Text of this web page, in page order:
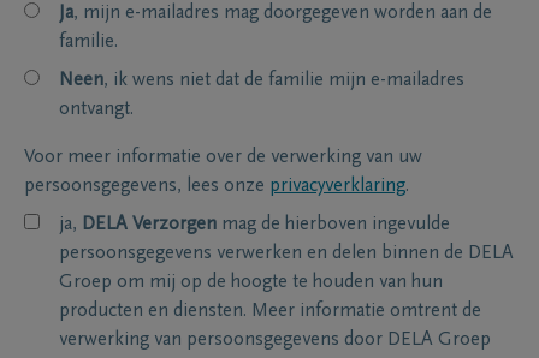
Ja, mijn e-mailadres mag doorgegeven worden aan de
familie.
Neen, ik wens niet dat de familie mijn e-mailadres
ontvangt.
Voor meer informatie over de verwerking van uw
persoonsgegevens, lees onze privacyverklaring.
ja, DELA Verzorgen mag de hierboven ingevulde
persoonsgegevens verwerken en delen binnen de DELA
Groep om mij op de hoogte te houden van hun
producten en diensten. Meer informatie omtrent de
verwerking van persoonsgegevens door DELA Groep